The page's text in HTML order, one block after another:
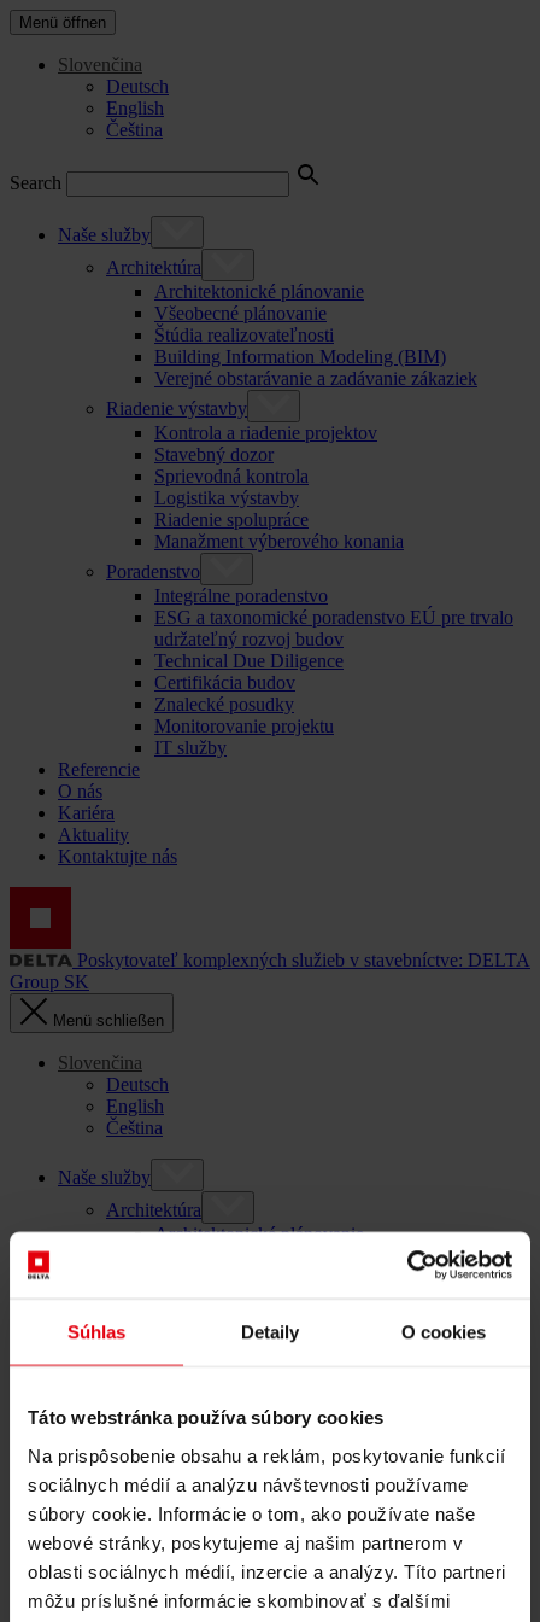
Súhlas Detaily O cookies
Táto webstránka používa súbory cookies
Na prispôsobenie obsahu a reklám, poskytovanie funkcií
sociálnych médií a analýzu návštevnosti používame
súbory cookie. Informácie o tom, ako používate naše
webové stránky, poskytujeme aj našim partnerom v
oblasti sociálnych médií, inzercie a analýzy. Títo partneri
môžu príslušné informácie skombinovať s ďalšími
Menü öffnen
Slovenčina
Deutsch
English
Čeština
Search
Naše služby
Architektúra
Architektonické plánovanie
Všeobecné plánovanie
Štúdia realizovateľnosti
Building Information Modeling (BIM)
Verejné obstarávanie a zadávanie zákaziek
Riadenie výstavby
Kontrola a riadenie projektov
Stavebný dozor
Sprievodná kontrola
Logistika výstavby
Riadenie spolupráce
Manažment výberového konania
Poradenstvo
Integrálne poradenstvo
ESG a taxonomické poradenstvo EÚ pre trvalo
udržateľný rozvoj budov
Technical Due Diligence
Certifikácia budov
Znalecké posudky
Monitorovanie projektu
IT služby
Referencie
O nás
Kariéra
Aktuality
Kontaktujte nás
Poskytovateľ komplexných služieb v stavebníctve: DELTA
Group SK
Menü schließen
Slovenčina
Deutsch
English
Čeština
Naše služby
Architektúra
Architektonické plánovanie
Verejné obstarávanie a zadávanie zákaziek
Sprievodná kontrola
Riadenie spolupráce
Manažment výberového konania
Poradenstvo
Integrálne poradenstvo
ESG a taxonomické poradenstvo EÚ pre trvalo
udržateľný rozvoj budov
Technical Due Diligence